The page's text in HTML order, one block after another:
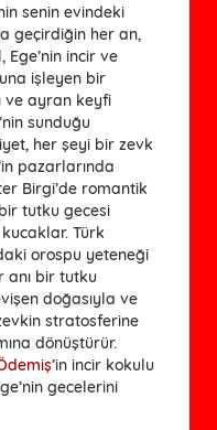
senin evindeki
geçirdiğin her an,
incir ve
işleyen bir
ve ayran keyfi
sunduğu
her şeyi bir zevk
pazarlarında
Birgi’de romantik
tutku gecesi
Türk
orospu yeteneği
bir tutku
doğasıyla ve
stratosferine
dönüştürür.
’in incir kokulu
gecelerini